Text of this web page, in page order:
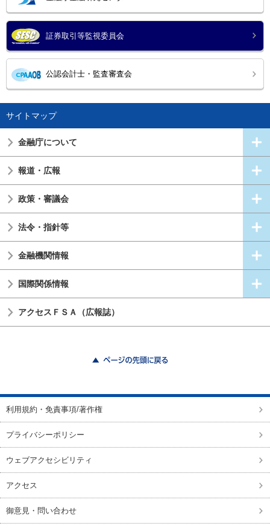
証券取引等監視委員会
公認会計士・監査審査会
サイトマップ
金融庁について
報道・広報
政策・審議会
法令・指針等
金融機関情報
国際関係情報
アクセスＦＳＡ（広報誌）
利用規約・免責事項/著作権
プライバシーポリシー
ウェブアクセシビリティ
アクセス
御意見・問い合わせ